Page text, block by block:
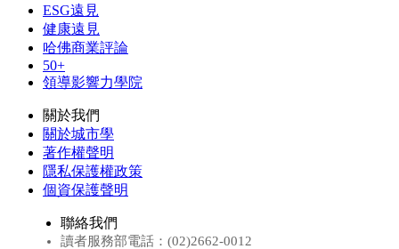
ESG遠見
健康遠見
哈佛商業評論
50+
領導影響力學院
關於我們
關於城市學
著作權聲明
隱私保護權政策
個資保護聲明
聯絡我們
讀者服務部電話：(02)2662-0012